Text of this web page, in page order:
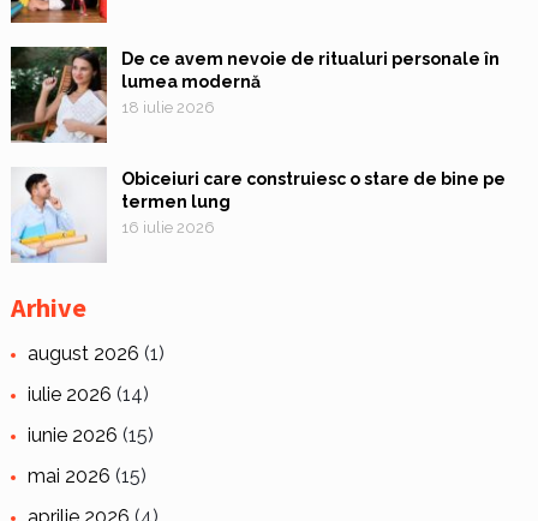
De ce avem nevoie de ritualuri personale în
lumea modernă
18 iulie 2026
Obiceiuri care construiesc o stare de bine pe
termen lung
16 iulie 2026
Arhive
august 2026 (1)
iulie 2026 (14)
iunie 2026 (15)
mai 2026 (15)